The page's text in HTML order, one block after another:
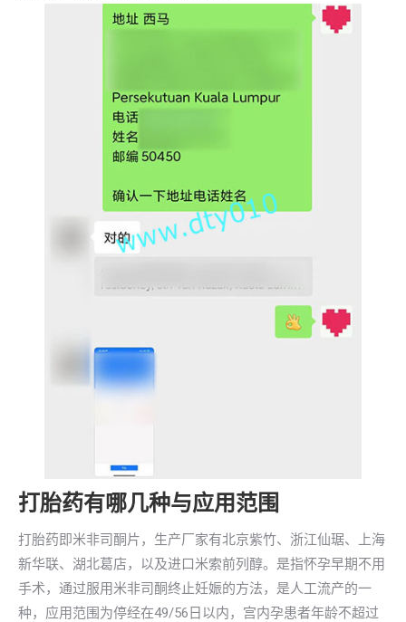
打胎药有哪几种与应用范围
打胎药即米非司酮片，生产厂家有北京紫竹、浙江仙琚、上海
新华联、湖北葛店，以及进口米索前列醇。是指怀孕早期不用
手术，通过服用米非司酮终止妊娠的方法，是人工流产的一
种，应用范围为停经在49/56日以内，宫内孕患者年龄不超过